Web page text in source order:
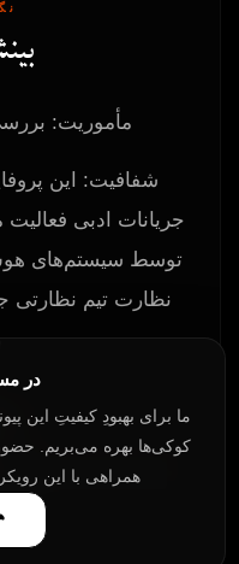
مأموریت:
شفافیت: این
جریانات ادبی
توسط سیستم‌های
نظارت تیم نظارتی
در
ما برای بهبودِ کیفیتِ این
کوکی‌ها بهره می‌بریم.
همراهی با این